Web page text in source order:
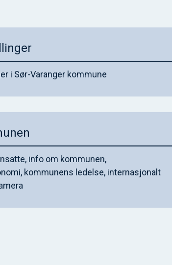
i Sør-Varanger kommune
info om kommunen,
kommunens ledelse, internasjonalt